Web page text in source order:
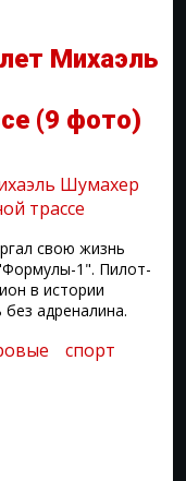
Михаэль
(9 фото)
свою жизнь
1". Пилот-
в истории
адреналина.
спорт